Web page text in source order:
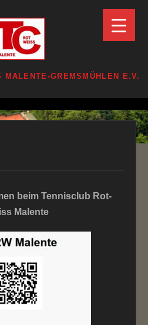
GREMSMÜHLEN E.V.
beim Tennisclub Rot-
Malente